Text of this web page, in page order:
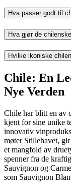
Hva passer godt til
Hva gjør de
Hvilke ikoniske
Chile: En
Nye Verden
Chile har blitt en av
kjent for sine unike
innovativ
møter Stillehavet,
et mangfold av
spenner fra de
Sauvignon og
som Sauvignon